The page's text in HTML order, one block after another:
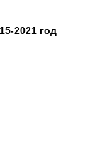
2021 год